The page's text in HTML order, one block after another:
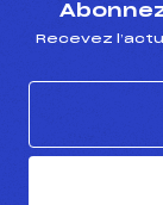
Recevez